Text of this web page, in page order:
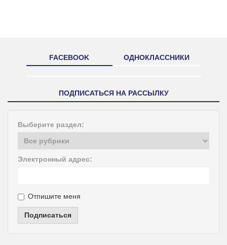
FACEBOOK ОДНОКЛАССНИКИ
ПОДПИСАТЬСЯ НА РАССЫЛКУ
Выберите раздел:
Электронный адрес:
Отпишите меня
Подписаться